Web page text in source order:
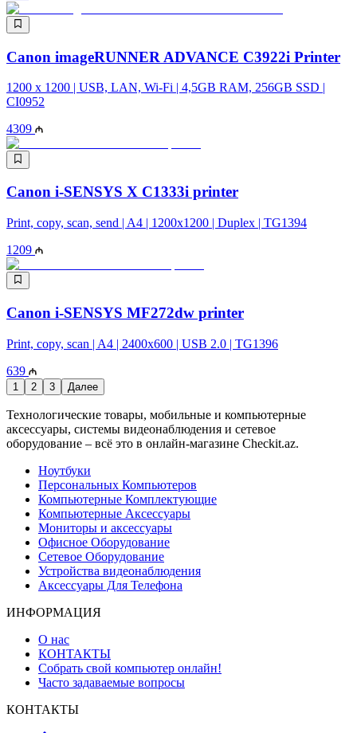
Canon imageRUNNER ADVANCE C3922i Printer
1200 x 1200 | USB, LAN, Wi-Fi | 4,5GB RAM, 256GB SSD |
CI0952
4309
Canon i‑SENSYS X C1333i printer
Print, copy, scan, send | A4 | 1200x1200 | Duplex | TG1394
1209
Canon i-SENSYS MF272dw printer
Print, copy, scan | A4 | 2400x600 | USB 2.0 | TG1396
639
1 2 3 Далее
Технологические товары, мобильные и компьютерные
аксессуары, системы видеонаблюдения и сетевое
оборудование – всё это в онлайн-магазине Checkit.az.
Ноутбуки
Персональных Компьютеров
Компьютерные Комплектующие
Компьютерные Аксессуары
Мониторы и аксессуары
Офисное Оборудование
Сетевое Оборудование
Устройства видеонаблюдения
Аксессуары Для Телефона
ИНФОРМАЦИЯ
О нас
КОНТАКТЫ
Собрать свой компьютер онлайн!
Часто задаваемые вопросы
КОНТАКТЫ